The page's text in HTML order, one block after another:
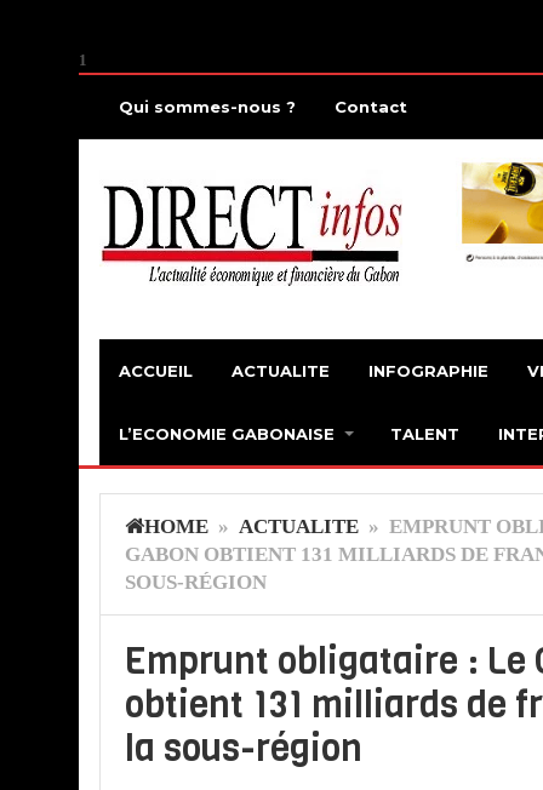
1
Qui sommes-nous ? Contact
ACCUEIL ACTUALITE INFOGRAPHIE
L’ECONOMIE GABONAISE TALENT
HOME » ACTUALITE » EMPRUNT
GABON OBTIENT 131 MILLIARDS DE
SOUS-RÉGION
Emprunt obligataire : Le
obtient 131 milliards de
la sous-région